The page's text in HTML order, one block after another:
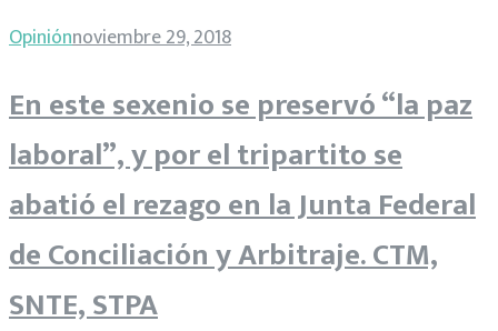
Opiniónnoviembre 29, 2018
En este sexenio se preservó “la paz
laboral”, y por el tripartito se
abatió el rezago en la Junta Federal
de Conciliación y Arbitraje. CTM,
SNTE, STPA